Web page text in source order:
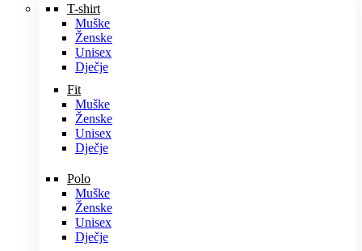
T-shirt
Muške
Ženske
Unisex
Dječje
Fit
Muške
Ženske
Unisex
Dječje
Polo
Muške
Ženske
Unisex
Dječje